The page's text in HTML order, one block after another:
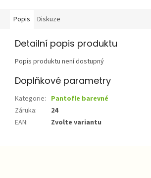
Popis Diskuze
Detailní popis produktu
Popis produktu není dostupný
Doplňkové parametry
Kategorie: Pantofle barevné
Záruka:
24
EAN: Zvolte variantu